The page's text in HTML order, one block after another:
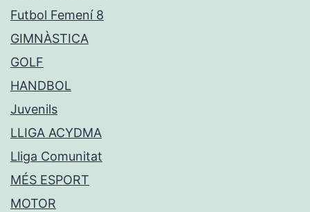
Futbol Femení 8
GIMNÀSTICA
GOLF
HANDBOL
Juvenils
LLIGA ACYDMA
Lliga Comunitat
MÉS ESPORT
MOTOR